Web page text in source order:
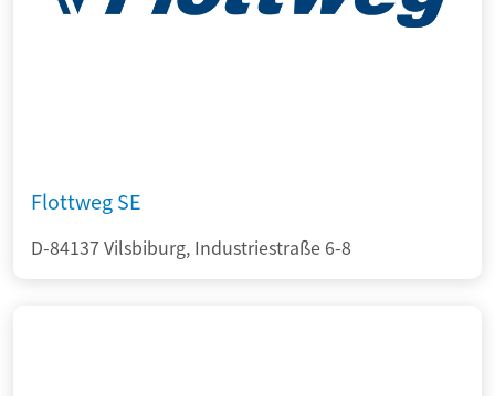
Flottweg SE
D-84137 Vilsbiburg, Industriestraße 6-8